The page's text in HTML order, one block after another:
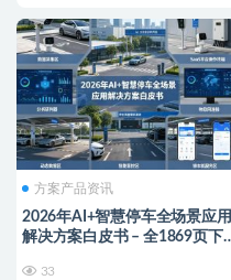
方案产品资讯
2026年AI+智慧停车全场景应用
解决方案白皮书 – 全1869页下
33